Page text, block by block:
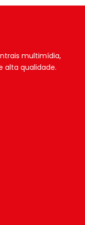
multimídia,
alta qualidade.